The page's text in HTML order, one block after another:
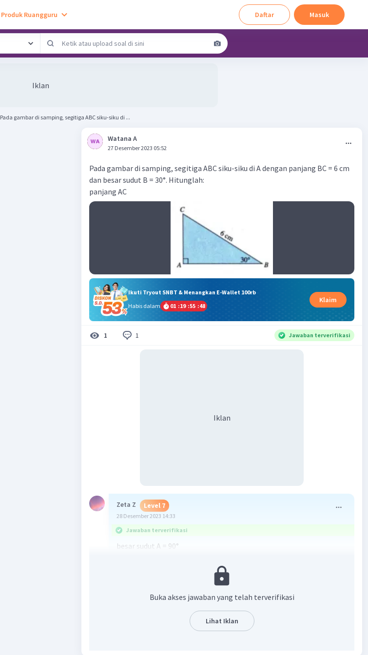
Produk Ruangguru Daftar Masuk
Iklan
Pada gambar di samping, segitiga ABC siku-siku di ...
Watana A
27 Desember 2023 05:52
Pada gambar di samping, segitiga ABC siku-siku di A dengan panjang BC = 6 cm
dan besar sudut B = 30°. Hitunglah:
panjang AC
Ikuti Tryout SNBT & Menangkan E-Wallet 100rb
Habis dalam
01 :19 :55 :47
Klaim
1 1 Jawaban terverifikasi
Iklan
Zeta Z Level 7
28 Desember 2023 14:33
Jawaban terverifikasi
besar sudut A = 90°
total sudut dalam segitiga = 180°
besar sudut C = 180 – (90 + 30) = 60°
segitiga seperti ini memiliki perbandingan sisi yakni,
Buka akses jawaban yang telah terverifikasi
Lihat Iklan